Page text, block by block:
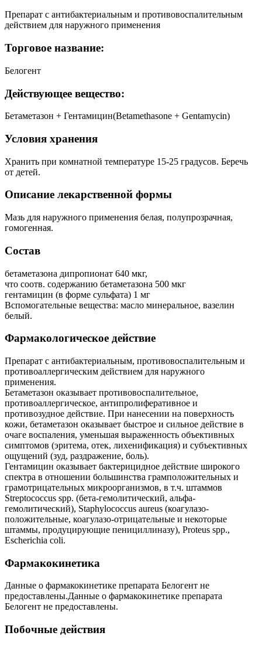
Препарат с антибактериальным и противовоспалительным
действием для наружного применения
Торговое название:
Белогент
Действующее вещество:
Бетаметазон + Гентамицин(Betamethasone + Gentamycin)
Условия хранения
Хранить при комнатной температуре 15-25 градусов. Беречь
от детей.
Описание лекарственной формы
Мазь для наружного применения белая, полупрозрачная,
гомогенная.
Состав
бетаметазона дипропионат 640 мкг,
что соотв. содержанию бетаметазона 500 мкг
гентамицин (в форме сульфата) 1 мг
Вспомогательные вещества: масло минеральное, вазелин
белый.
Фармакологическое действие
Препарат с антибактериальным, противовоспалительным и
противоаллергическим действием для наружного
применения.
Бетаметазон оказывает противовоспалительное,
противоаллергическое, антипролиферативное и
противозудное действие. При нанесении на поверхность
кожи, бетаметазон оказывает быстрое и сильное действие в
очаге воспаления, уменьшая выраженность объективных
симптомов (эритема, отек, лихенификация) и субъективных
ощущений (зуд, раздражение, боль).
Гентамицин оказывает бактерицидное действие широкого
спектра в отношении большинства грамположительных и
грамотрицательных микроорганизмов, в т.ч. штаммов
Streptococcus spp. (бета-гемолитический, альфа-
гемолитический), Staphylococcus aureus (коагулазо-
положительные, коагулазо-отрицательные и некоторые
штаммы, продуцирующие пенициллиназу), Proteus spp.,
Escherichia coli.
Фармакокинетика
Данные о фармакокинетике препарата Белогент не
предоставлены.Данные о фармакокинетике препарата
Белогент не предоставлены.
Побочные действия